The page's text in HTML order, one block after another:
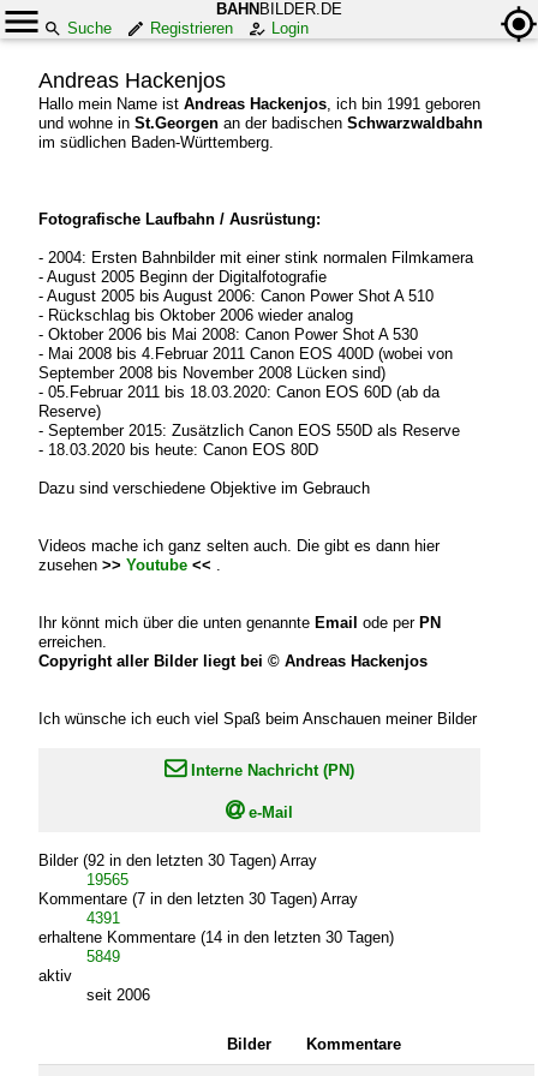
BAHN BILDER.DE
Suche
Registrieren Login
Andreas Hackenjos
Hallo mein Name ist Andreas Hackenjos, ich bin 1991 geboren
und wohne in St.Georgen an der badischen Schwarzwaldbahn
im südlichen Baden-Württemberg.
Fotografische Laufbahn / Ausrüstung:
- 2004: Ersten Bahnbilder mit einer stink normalen Filmkamera
- August 2005 Beginn der Digitalfotografie
- August 2005 bis August 2006: Canon Power Shot A 510
- Rückschlag bis Oktober 2006 wieder analog
- Oktober 2006 bis Mai 2008: Canon Power Shot A 530
- Mai 2008 bis 4.Februar 2011 Canon EOS 400D (wobei von
September 2008 bis November 2008 Lücken sind)
- 05.Februar 2011 bis 18.03.2020: Canon EOS 60D (ab da
Reserve)
- September 2015: Zusätzlich Canon EOS 550D als Reserve
- 18.03.2020 bis heute: Canon EOS 80D
Dazu sind verschiedene Objektive im Gebrauch
Videos mache ich ganz selten auch. Die gibt es dann hier
zusehen >> Youtube << .
Ihr könnt mich über die unten genannte Email ode per PN
erreichen.
Copyright aller Bilder liegt bei © Andreas Hackenjos
Ich wünsche ich euch viel Spaß beim Anschauen meiner Bilder
 Interne Nachricht (PN)
e-Mail
Bilder (92 in den letzten 30 Tagen) Array
19565
Kommentare (7 in den letzten 30 Tagen) Array
4391
erhaltene Kommentare (14 in den letzten 30 Tagen)
5849
aktiv
seit 2006
Bilder Kommentare